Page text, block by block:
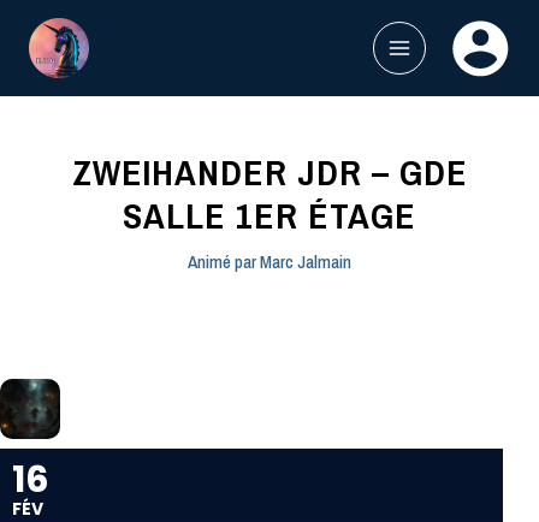
contenu
MAIN
ZWEIHANDER JDR – GDE
SALLE 1ER ÉTAGE
Animé parMarc Jalmain
16
FÉV